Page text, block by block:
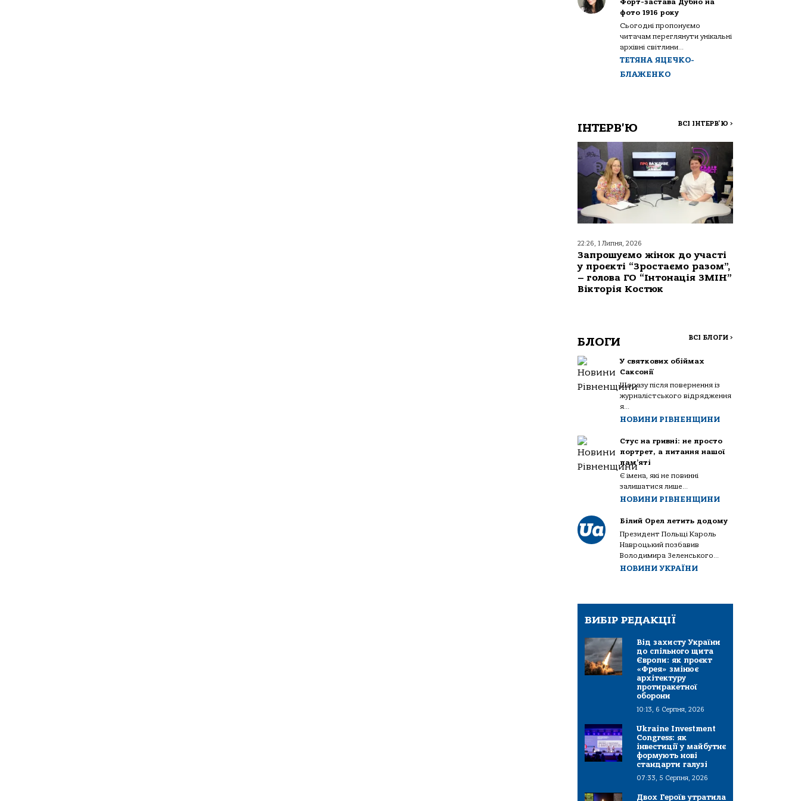
Форт-застава Дубно на
фото 1916 року
Сьогодні пропонуємо
читачам переглянути унікальні
архівні світлини...
ТЕТЯНА ЯЦЕЧКО-
БЛАЖЕНКО
ІНТЕРВ'Ю ВСІ ІНТЕРВ'Ю >
22:26, 1 Липня, 2026
Запрошуємо жінок до участі
у проєкті “Зростаємо разом”,
– голова ГО “Інтонація ЗМІН”
Вікторія Костюк
БЛОГИ ВСІ БЛОГИ >
У святкових обіймах
Саксонії
Щоразу після повернення із
журналістського відрядження
я...
НОВИНИ РІВНЕНЩИНИ
Стус на гривні: не просто
портрет, а питання нашої
пам’яті
Є імена, які не повинні
залишатися лише...
НОВИНИ РІВНЕНЩИНИ
Білий Орел летить додому
Президент Польщі Кароль
Навроцький позбавив
Володимира Зеленського...
НОВИНИ УКРАЇНИ
ВИБІР РЕДАКЦІЇ
Від захисту України
до спільного щита
Європи: як проєкт
«Фрея» змінює
архітектуру
протиракетної
оборони
10:13, 6 Серпня, 2026
Ukraine Investment
Congress: як
інвестиції у майбутнє
формують нові
стандарти галузі
07:33, 5 Серпня, 2026
Двох Героїв утратила